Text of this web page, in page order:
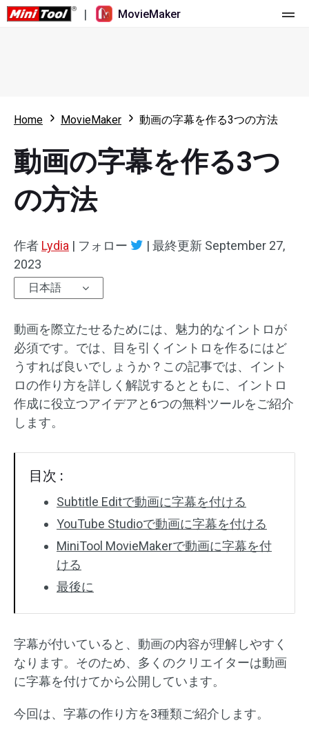
| MovieMaker
概要
マルチトラック動画編集
アスペクト比
速度変更/リバース
トリミング/スプリット/クロップ
オーディオエフェクト
テキスト/エレメント
動画エフェクト
動画色調整
バッチ処理
透かしなし
ユーザーマニュアル
ビデオ編集のヒント
動画ツール
画面録画ツール
動画変換ツール
オンライン動画ダウンロード ツール
Home MovieMaker 動画の字幕を作る3つの方法
動画の字幕を作る3つ
の方法
作者 Lydia | フォロー | 最終更新 September 27,
2023
日本語
動画を際立たせるためには、魅力的なイントロが
必須です。では、目を引くイントロを作るにはど
うすれば良いでしょうか？この記事では、イント
ロの作り方を詳しく解説するとともに、イントロ
作成に役立つアイデアと6つの無料ツールをご紹介
します。
目次 :
Subtitle Editで動画に字幕を付ける
YouTube Studioで動画に字幕を付ける
MiniTool MovieMakerで動画に字幕を付
ける
最後に
字幕が付いていると、動画の内容が理解しやすく
なります。そのため、多くのクリエイターは動画
に字幕を付けてから公開しています。
今回は、字幕の作り方を3種類ご紹介します。